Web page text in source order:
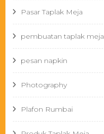
Pasar Taplak Meja
pembuatan taplak meja
pesan napkin
Photography
Plafon Rumbai